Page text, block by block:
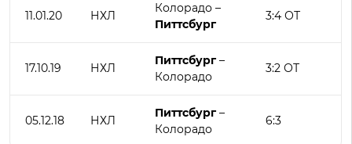
11.01.20 НХЛ
Колорадо –
Питтсбург
3:4 ОТ
17.10.19 НХЛ
Питтсбург –
Колорадо
3:2 ОТ
05.12.18 НХЛ
Питтсбург –
Колорадо
6:3